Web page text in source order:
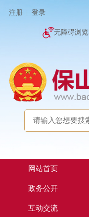
注册 登录
无障碍浏览
网站首页
政务公开
互动交流